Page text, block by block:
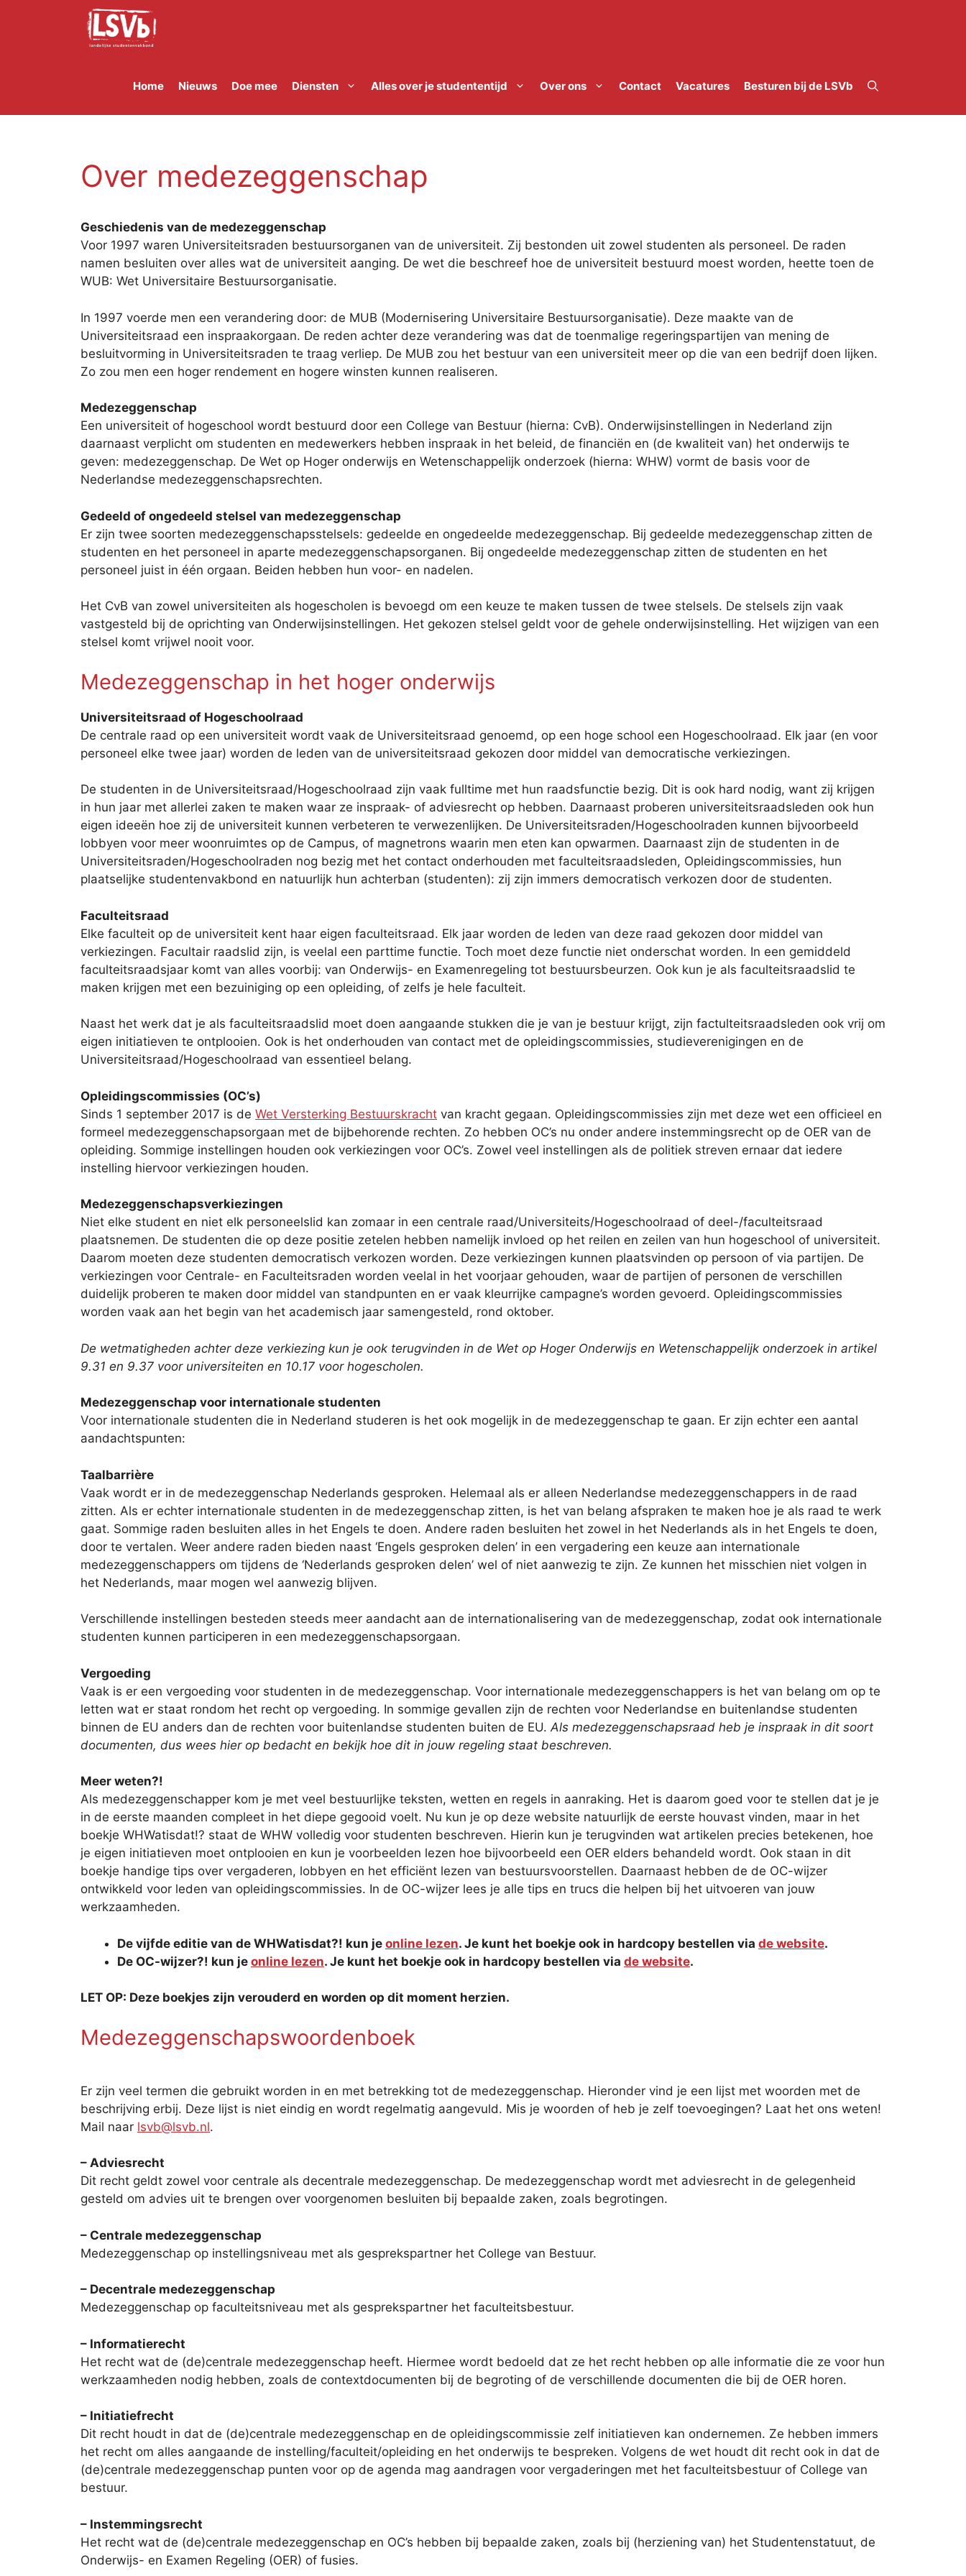
Home Nieuws Doe mee Diensten Alles over je studententijd Over ons Contact Vacatures Besturen bij de LSVb
Over medezeggenschap
Geschiedenis van de medezeggenschap
Voor 1997 waren Universiteitsraden bestuursorganen van de universiteit. Zij bestonden uit zowel studenten als personeel. De raden
namen besluiten over alles wat de universiteit aanging. De wet die beschreef hoe de universiteit bestuurd moest worden, heette toen de
WUB: Wet Universitaire Bestuursorganisatie.
In 1997 voerde men een verandering door: de MUB (Modernisering Universitaire Bestuursorganisatie). Deze maakte van de
Universiteitsraad een inspraakorgaan. De reden achter deze verandering was dat de toenmalige regeringspartijen van mening de
besluitvorming in Universiteitsraden te traag verliep. De MUB zou het bestuur van een universiteit meer op die van een bedrijf doen lijken.
Zo zou men een hoger rendement en hogere winsten kunnen realiseren.
Medezeggenschap
Een universiteit of hogeschool wordt bestuurd door een College van Bestuur (hierna: CvB). Onderwijsinstellingen in Nederland zijn
daarnaast verplicht om studenten en medewerkers hebben inspraak in het beleid, de financiën en (de kwaliteit van) het onderwijs te
geven: medezeggenschap. De Wet op Hoger onderwijs en Wetenschappelijk onderzoek (hierna: WHW) vormt de basis voor de
Nederlandse medezeggenschapsrechten.
Gedeeld of ongedeeld stelsel van medezeggenschap
Er zijn twee soorten medezeggenschapsstelsels: gedeelde en ongedeelde medezeggenschap. Bij gedeelde medezeggenschap zitten de
studenten en het personeel in aparte medezeggenschapsorganen. Bij ongedeelde medezeggenschap zitten de studenten en het
personeel juist in één orgaan. Beiden hebben hun voor- en nadelen.
Het CvB van zowel universiteiten als hogescholen is bevoegd om een keuze te maken tussen de twee stelsels. De stelsels zijn vaak
vastgesteld bij de oprichting van Onderwijsinstellingen. Het gekozen stelsel geldt voor de gehele onderwijsinstelling. Het wijzigen van een
stelsel komt vrijwel nooit voor.
Medezeggenschap in het hoger onderwijs
Universiteitsraad of Hogeschoolraad
De centrale raad op een universiteit wordt vaak de Universiteitsraad genoemd, op een hoge school een Hogeschoolraad. Elk jaar (en voor
personeel elke twee jaar) worden de leden van de universiteitsraad gekozen door middel van democratische verkiezingen.
De studenten in de Universiteitsraad/Hogeschoolraad zijn vaak fulltime met hun raadsfunctie bezig. Dit is ook hard nodig, want zij krijgen
in hun jaar met allerlei zaken te maken waar ze inspraak- of adviesrecht op hebben. Daarnaast proberen universiteitsraadsleden ook hun
eigen ideeën hoe zij de universiteit kunnen verbeteren te verwezenlijken. De Universiteitsraden/Hogeschoolraden kunnen bijvoorbeeld
lobbyen voor meer woonruimtes op de Campus, of magnetrons waarin men eten kan opwarmen. Daarnaast zijn de studenten in de
Universiteitsraden/Hogeschoolraden nog bezig met het contact onderhouden met faculteitsraadsleden, Opleidingscommissies, hun
plaatselijke studentenvakbond en natuurlijk hun achterban (studenten): zij zijn immers democratisch verkozen door de studenten.
Faculteitsraad
Elke faculteit op de universiteit kent haar eigen faculteitsraad. Elk jaar worden de leden van deze raad gekozen door middel van
verkiezingen. Facultair raadslid zijn, is veelal een parttime functie. Toch moet deze functie niet onderschat worden. In een gemiddeld
faculteitsraadsjaar komt van alles voorbij: van Onderwijs- en Examenregeling tot bestuursbeurzen. Ook kun je als faculteitsraadslid te
maken krijgen met een bezuiniging op een opleiding, of zelfs je hele faculteit.
Naast het werk dat je als faculteitsraadslid moet doen aangaande stukken die je van je bestuur krijgt, zijn factulteitsraadsleden ook vrij om
eigen initiatieven te ontplooien. Ook is het onderhouden van contact met de opleidingscommissies, studieverenigingen en de
Universiteitsraad/Hogeschoolraad van essentieel belang.
Opleidingscommissies (OC’s)
Sinds 1 september 2017 is de Wet Versterking Bestuurskracht van kracht gegaan. Opleidingscommissies zijn met deze wet een officieel en
formeel medezeggenschapsorgaan met de bijbehorende rechten. Zo hebben OC’s nu onder andere instemmingsrecht op de OER van de
opleiding. Sommige instellingen houden ook verkiezingen voor OC’s. Zowel veel instellingen als de politiek streven ernaar dat iedere
instelling hiervoor verkiezingen houden.
Medezeggenschapsverkiezingen
Niet elke student en niet elk personeelslid kan zomaar in een centrale raad/Universiteits/Hogeschoolraad of deel-/faculteitsraad
plaatsnemen. De studenten die op deze positie zetelen hebben namelijk invloed op het reilen en zeilen van hun hogeschool of universiteit.
Daarom moeten deze studenten democratisch verkozen worden. Deze verkiezingen kunnen plaatsvinden op persoon of via partijen. De
verkiezingen voor Centrale- en Faculteitsraden worden veelal in het voorjaar gehouden, waar de partijen of personen de verschillen
duidelijk proberen te maken door middel van standpunten en er vaak kleurrijke campagne’s worden gevoerd. Opleidingscommissies
worden vaak aan het begin van het academisch jaar samengesteld, rond oktober.
De wetmatigheden achter deze verkiezing kun je ook terugvinden in de Wet op Hoger Onderwijs en Wetenschappelijk onderzoek in artikel
9.31 en 9.37 voor universiteiten en 10.17 voor hogescholen.
Medezeggenschap voor internationale studenten
Voor internationale studenten die in Nederland studeren is het ook mogelijk in de medezeggenschap te gaan. Er zijn echter een aantal
aandachtspunten:
Taalbarrière
Vaak wordt er in de medezeggenschap Nederlands gesproken. Helemaal als er alleen Nederlandse medezeggenschappers in de raad
zitten. Als er echter internationale studenten in de medezeggenschap zitten, is het van belang afspraken te maken hoe je als raad te werk
gaat. Sommige raden besluiten alles in het Engels te doen. Andere raden besluiten het zowel in het Nederlands als in het Engels te doen,
door te vertalen. Weer andere raden bieden naast ‘Engels gesproken delen’ in een vergadering een keuze aan internationale
medezeggenschappers om tijdens de ‘Nederlands gesproken delen’ wel of niet aanwezig te zijn. Ze kunnen het misschien niet volgen in
het Nederlands, maar mogen wel aanwezig blijven.
Verschillende instellingen besteden steeds meer aandacht aan de internationalisering van de medezeggenschap, zodat ook internationale
studenten kunnen participeren in een medezeggenschapsorgaan.
Vergoeding
Vaak is er een vergoeding voor studenten in de medezeggenschap. Voor internationale medezeggenschappers is het van belang om op te
letten wat er staat rondom het recht op vergoeding. In sommige gevallen zijn de rechten voor Nederlandse en buitenlandse studenten
binnen de EU anders dan de rechten voor buitenlandse studenten buiten de EU. Als medezeggenschapsraad heb je inspraak in dit soort
documenten, dus wees hier op bedacht en bekijk hoe dit in jouw regeling staat beschreven.
Meer weten?!
Als medezeggenschapper kom je met veel bestuurlijke teksten, wetten en regels in aanraking. Het is daarom goed voor te stellen dat je je
in de eerste maanden compleet in het diepe gegooid voelt. Nu kun je op deze website natuurlijk de eerste houvast vinden, maar in het
boekje WHWatisdat!? staat de WHW volledig voor studenten beschreven. Hierin kun je terugvinden wat artikelen precies betekenen, hoe
je eigen initiatieven moet ontplooien en kun je voorbeelden lezen hoe bijvoorbeeld een OER elders behandeld wordt. Ook staan in dit
boekje handige tips over vergaderen, lobbyen en het efficiënt lezen van bestuursvoorstellen. Daarnaast hebben de de OC-wijzer
ontwikkeld voor leden van opleidingscommissies. In de OC-wijzer lees je alle tips en trucs die helpen bij het uitvoeren van jouw
werkzaamheden.
De vijfde editie van de WHWatisdat?! kun je online lezen. Je kunt het boekje ook in hardcopy bestellen via de website.
De OC-wijzer?! kun je online lezen. Je kunt het boekje ook in hardcopy bestellen via de website.
LET OP: Deze boekjes zijn verouderd en worden op dit moment herzien.
Medezeggenschapswoordenboek
Er zijn veel termen die gebruikt worden in en met betrekking tot de medezeggenschap. Hieronder vind je een lijst met woorden met de
beschrijving erbij. Deze lijst is niet eindig en wordt regelmatig aangevuld. Mis je woorden of heb je zelf toevoegingen? Laat het ons weten!
Mail naar lsvb@lsvb.nl.
– Adviesrecht
Dit recht geldt zowel voor centrale als decentrale medezeggenschap. De medezeggenschap wordt met adviesrecht in de gelegenheid
gesteld om advies uit te brengen over voorgenomen besluiten bij bepaalde zaken, zoals begrotingen.
– Centrale medezeggenschap
Medezeggenschap op instellingsniveau met als gesprekspartner het College van Bestuur.
– Decentrale medezeggenschap
Medezeggenschap op faculteitsniveau met als gesprekspartner het faculteitsbestuur.
– Informatierecht
Het recht wat de (de)centrale medezeggenschap heeft. Hiermee wordt bedoeld dat ze het recht hebben op alle informatie die ze voor hun
werkzaamheden nodig hebben, zoals de contextdocumenten bij de begroting of de verschillende documenten die bij de OER horen.
– Initiatiefrecht
Dit recht houdt in dat de (de)centrale medezeggenschap en de opleidingscommissie zelf initiatieven kan ondernemen. Ze hebben immers
het recht om alles aangaande de instelling/faculteit/opleiding en het onderwijs te bespreken. Volgens de wet houdt dit recht ook in dat de
(de)centrale medezeggenschap punten voor op de agenda mag aandragen voor vergaderingen met het faculteitsbestuur of College van
bestuur.
– Instemmingsrecht
Het recht wat de (de)centrale medezeggenschap en OC’s hebben bij bepaalde zaken, zoals bij (herziening van) het Studentenstatuut, de
Onderwijs- en Examen Regeling (OER) of fusies.